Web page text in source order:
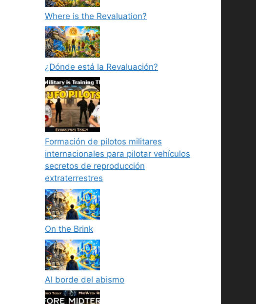
Where is the Revaluation?
¿Dónde está la Revaluación?
Formación de pilotos militares
internacionales para pilotar vehículos
secretos de reproducción
extraterrestres
On the Brink
Al borde del abismo